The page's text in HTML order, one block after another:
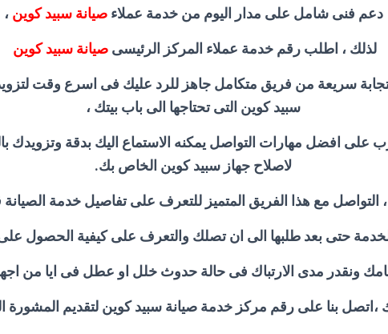
دعم فنى شامل على مدار اليوم من خدمة عملاءصيانة سبيد كوين،
لذلك ، اطلب رقم خدمة عملاء المركز الرئيسى صيانة سبيد كوين
سريعة من فريق متكامل جاهز للرد عليك فى اسرع وقت
سبيد كوين التى تحتاجها الى باب بيتك ،
على افضل مهارات التواصل يمكنه الاستماع اليك بدقة وتزويدك
لاصلاح جهاز سبيد كوين الخاص بك.
التواصل مع هذا الفريق المتميز للتعرف على تفاصيل خدمة الصيانة
حتى بعد طلبها الى ان تصلك والتعرف على كيفية الحصول
ونقدر مدى الارتباك فى حالة حدوث خلل او عطل فى ايا من
،اتصل بنا على رقم مركز خدمة صيانة سبيد كوين لتقديم المشورة